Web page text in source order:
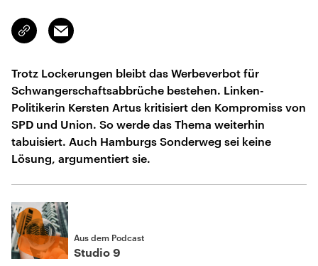
Link
kopieren/teilen
Email
Trotz Lockerungen bleibt das Werbeverbot für
Schwangerschaftsabbrüche bestehen. Linken-
Politikerin Kersten Artus kritisiert den Kompromiss von
SPD und Union. So werde das Thema weiterhin
tabuisiert. Auch Hamburgs Sonderweg sei keine
Lösung, argumentiert sie.
Aus dem Podcast
Studio 9